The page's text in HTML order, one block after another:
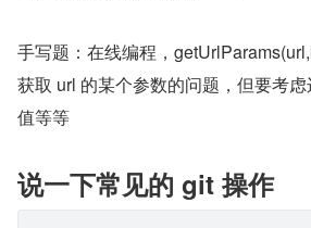
手写题：在线编程，
获取 url 的某个参数的问题，但要考
值等等
说一下常见的 git 操作